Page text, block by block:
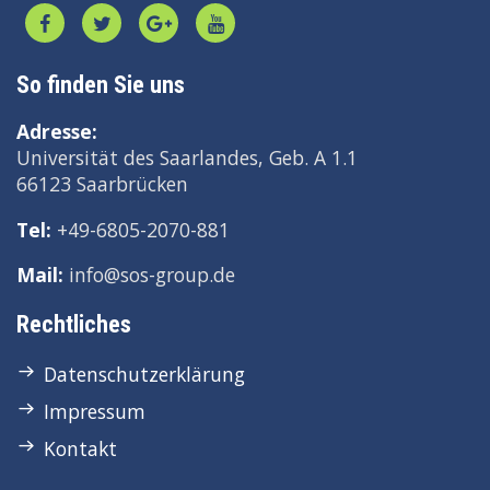
So finden Sie uns
Adresse:
Universität des Saarlandes, Geb. A 1.1
66123 Saarbrücken
Tel: +49-6805-2070-881
Mail: info@sos-group.de
Rechtliches
Datenschutzerklärung
Impressum
Kontakt